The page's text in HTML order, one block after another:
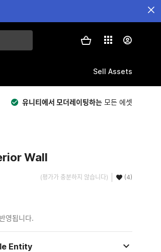
Sell Assets
유니티에서 모더레이팅하는 모든 에셋
Wall
(평가가 충분하지 않습니다) (4)
영됩니다.
Entity